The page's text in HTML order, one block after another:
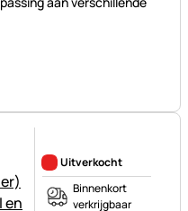
Uitverkocht
Binnenkort
verkrijgbaar